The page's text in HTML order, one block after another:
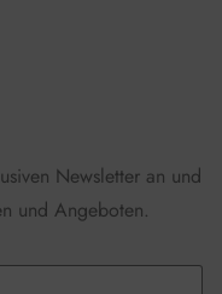
Newsletter an und
und Angeboten.